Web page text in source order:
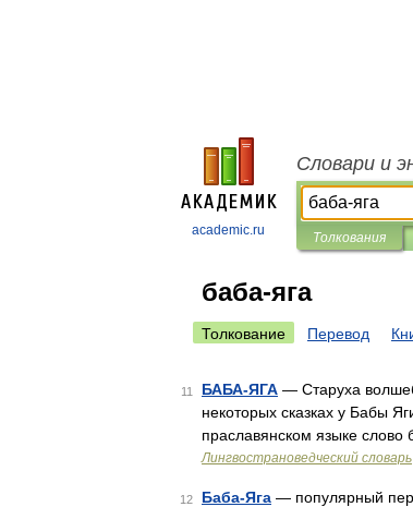
academic.ru
Словари и
Толкования
баба-яга
Толкование Перевод
11 БАБА-ЯГА — Старуха
некоторых сказках у Бабы
праславянском языке слово
Лингвострановедческий словарь
12 Баба-Яга — популярный